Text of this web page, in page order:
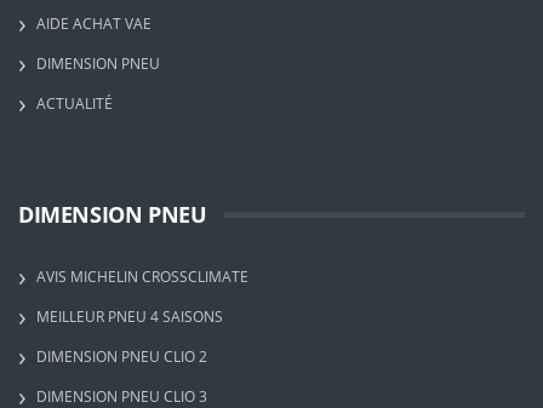
AIDE ACHAT VAE
DIMENSION PNEU
ACTUALITÉ
DIMENSION PNEU
AVIS MICHELIN CROSSCLIMATE
MEILLEUR PNEU 4 SAISONS
DIMENSION PNEU CLIO 2
DIMENSION PNEU CLIO 3